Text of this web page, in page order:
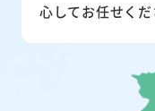
心してお任せくだ